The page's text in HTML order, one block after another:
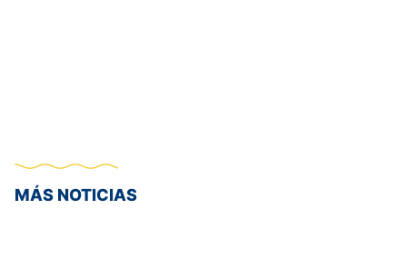
MÁS NOTICIAS